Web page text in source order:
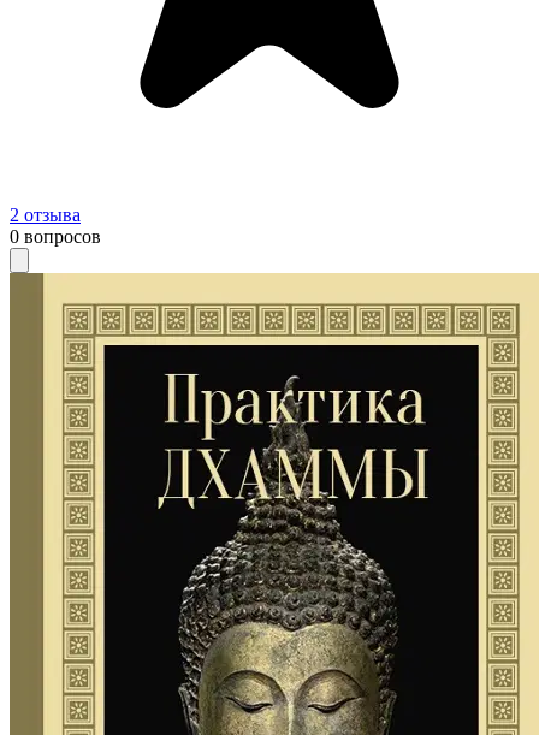
2 отзыва
0 вопросов